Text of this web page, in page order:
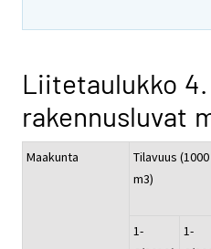
Liitetaulukko
rakennusluvat
Maakunta
Tilavuus (1000
m3)
1-
1-